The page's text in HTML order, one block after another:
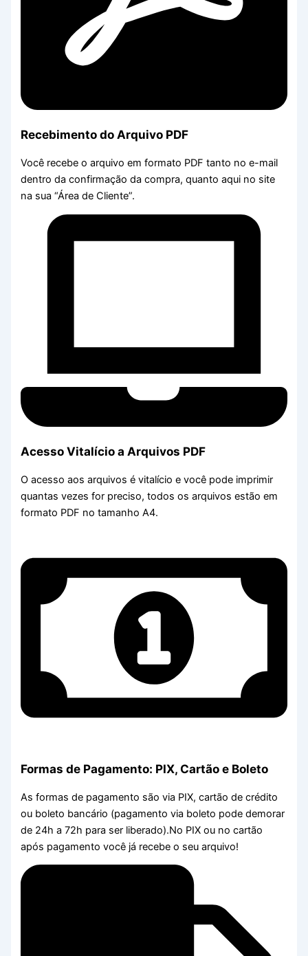
Recebimento do Arquivo PDF
Você recebe o arquivo em formato PDF tanto no e-mail
dentro da confirmação da compra, quanto aqui no site
na sua “Área de Cliente”.
Acesso Vitalício a Arquivos PDF
O acesso aos arquivos é vitalício e você pode imprimir
quantas vezes for preciso, todos os arquivos estão em
formato PDF no tamanho A4.
Formas de Pagamento: PIX, Cartão e Boleto
As formas de pagamento são via PIX, cartão de crédito
ou boleto bancário (pagamento via boleto pode demorar
de 24h a 72h para ser liberado).No PIX ou no cartão
após pagamento você já recebe o seu arquivo!